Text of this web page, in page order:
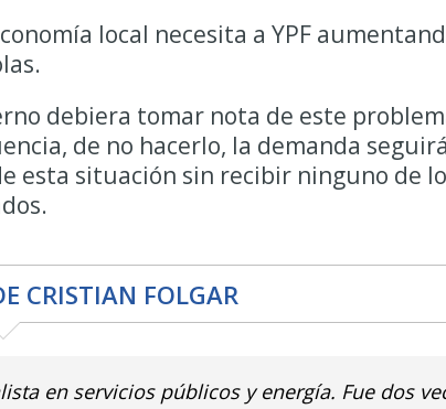
local necesita a YPF
debiera tomar nota de este
de no hacerlo, la demanda
esta situación sin recibir ninguno de
CRISTIAN FOLGAR
en servicios públicos y energía. Fue dos